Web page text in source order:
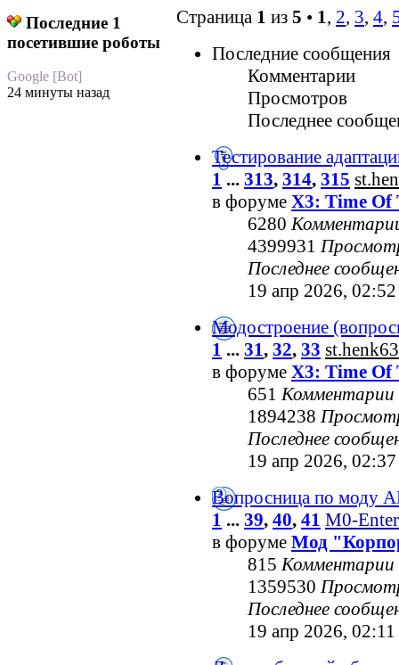
Последние 1
посетившие роботы
Google [Bot]
24 минуты назад
Страница 1 из 5 • 1, 2, 3, 4,
Последние сообщения
Комментарии
Просмотров
Последнее
Тестирование
1 ... 313, 314, 315
в форуме X3: Time Of
6280
4399931
Последнее
19 апр 2026, 02:52
Модостроение
1 ... 31, 32, 33 st.henk63
в форуме X3: Time Of
651Комментарии
1894238
Последнее
19 апр 2026, 02:37
Вопросница по моду
1 ... 39, 40, 41 M0-
в форуме Мод
815Комментарии
1359530
Последнее
19 апр 2026, 02:11